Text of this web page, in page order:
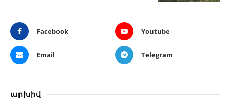
Facebook Youtube
Email Telegram
արխիվ